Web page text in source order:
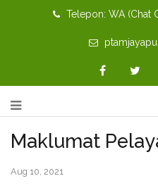
Telepon: WA (Chat
Maklumat
Aug 10, 2021